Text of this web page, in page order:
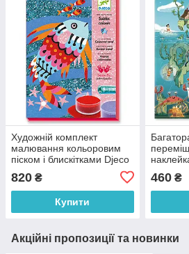
Художній комплект
малювання кольоровим
піском і блискітками Djeco
Райдужні рибки DJ08661
820 ₴
Купити
460₴
Акційні пропозиції та новинки